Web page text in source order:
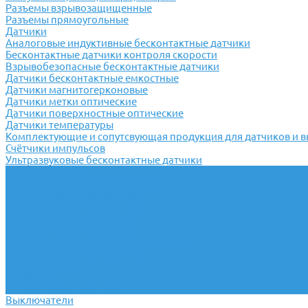
Разъемы взрывозащищенные
Разъемы прямоугольные
Датчики
Аналоговые индуктивные бесконтактные датчики
Бесконтактные датчики контроля скорости
Взрывобезопасные бесконтактные датчики
Датчики бесконтактные емкостные
Датчики магнитогерконовые
Датчики метки оптические
Датчики поверхностные оптические
Датчики температуры
Комплектующие и сопутсвующая продукция для датчиков и
Счётчики импульсов
Ультразвуковые бесконтактные датчики
Выключатели